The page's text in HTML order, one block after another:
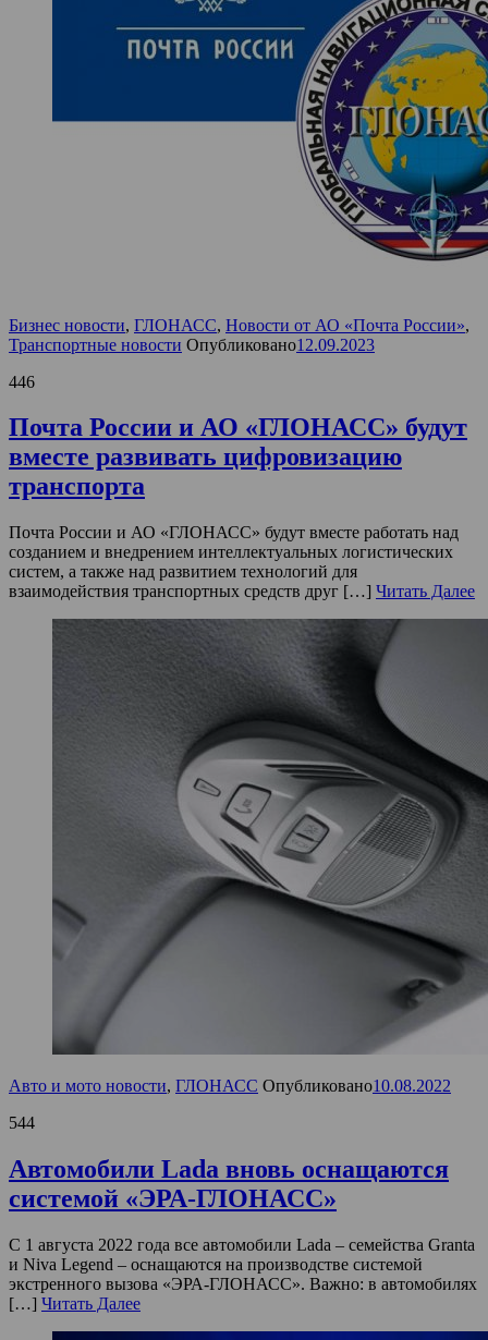
Бизнес новости, ГЛОНАСС, Новости от АО «Почта России»,
Транспортные новости Опубликовано12.09.2023
446
Почта России и АО «ГЛОНАСС» будут
вместе развивать цифровизацию
транспорта
Почта России и АО «ГЛОНАСС» будут вместе работать над
созданием и внедрением интеллектуальных логистических
систем, а также над развитием технологий для
взаимодействия транспортных средств друг […] Читать Далее
Авто и мото новости, ГЛОНАСС Опубликовано10.08.2022
544
Автомобили Lada вновь оснащаются
системой «ЭРА-ГЛОНАСС»
С 1 августа 2022 года все автомобили Lada – семейства Granta
и Niva Legend – оснащаются на производстве системой
экстренного вызова «ЭРА-ГЛОНАСС». Важно: в автомобилях
[…] Читать Далее